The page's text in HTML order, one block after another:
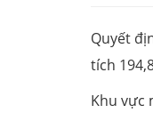
Quyết
tích
Khu vực